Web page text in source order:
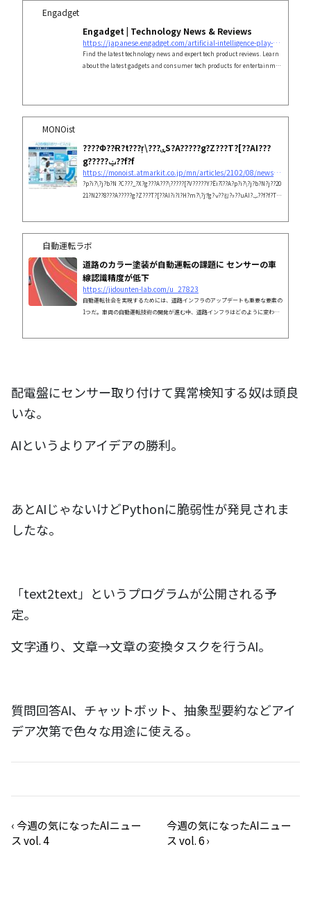
Engadget
Engadget | Technology News & Reviews
https://japanese.engadget.com/artificial-intelligence-play-piano-audeo-090053939.html
Find the latest technology news and expert tech product reviews. Learn
about the latest gadgets and consumer tech products for entertainmen
MONOist
????Փ??Ɍ?t???ŗ\???ۑS?A?????g?Z???T?[??AI???
g?????ݔ??f?f
https://monoist.atmarkit.co.jp/mn/articles/2102/08/news060.html
?p?i?\?j?b?N ?C???_?X?g???A???\?????[?V?????Y?Ёi?ȉ??A?p?i?\?j?b?N?j??20
21?N2??8???A?????g?Z???T?[??AI?i?l?H?m?\?j?̑g?ݍ??킹?ɂ??uAI?ݔ??f?f?T?
自動運転ラボ
道路のカラー塗装が自動運転の課題に センサーの車
線認識精度が低下
https://jidounten-lab.com/u_27823
自動運転社会を実現するためには、道路インフラのアップデートも重要な要素の
1つだ。車両の自動運転技術の開発が進む中、道路インフラはどのように変わっ
配電盤にセンサー取り付けて異常検知する奴は頭良
いな。
AIというよりアイデアの勝利。
あとAIじゃないけどPythonに脆弱性が発見されま
したな。
「text2text」というプログラムが公開される予
定。
文字通り、文章→文章の変換タスクを行うAI。
質問回答AI、チャットボット、抽象型要約などアイ
デア次第で色々な用途に使える。
‹今週の気になったAIニュー
ス vol. 4
今週の気になったAIニュー
ス vol. 6›